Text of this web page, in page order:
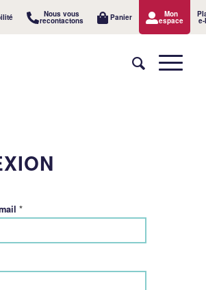
Nous vous
recontactons Panier Mon
espace
*